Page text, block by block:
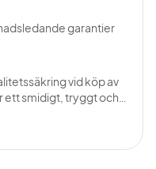
garantier
vid köp av
ett smidigt, tryggt och
BMW bäst,
med